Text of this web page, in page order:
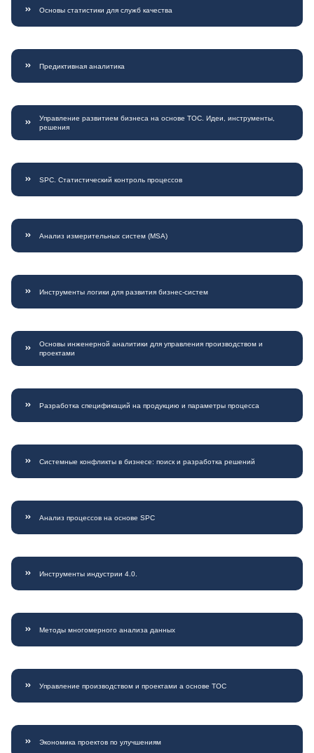
Основы статистики для служб качества
Предиктивная аналитика
Управление развитием бизнеса на основе ТОС. Идеи, инструменты,
решения
SPC. Статистический контроль процессов
Анализ измерительных систем (MSA)
Инструменты логики для развития бизнес-систем
Основы инженерной аналитики для управления производством и
проектами
Разработка спецификаций на продукцию и параметры процесса
Системные конфликты в бизнесе: поиск и разработка решений
Анализ процессов на основе SPC
Инструменты индустрии 4.0.
Методы многомерного анализа данных
Управление производством и проектами а основе ТОС
Экономика проектов по улучшениям